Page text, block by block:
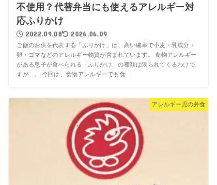
不使用？代替弁当にも使えるアレルギー対
応ふりかけ
2022.09.08 2026.06.09
ご飯のお供を代表する「ふりかけ」は、高い確率で小麦・乳成分・
卵・ゴマなどのアレルギー物質が含まれています。 食物アレルギー
がある息子が食べられる「ふりかけ」の種類は限られてくるわけで
すが…。 今回は、食物アレルギーでも食...
アレルギー児の外食